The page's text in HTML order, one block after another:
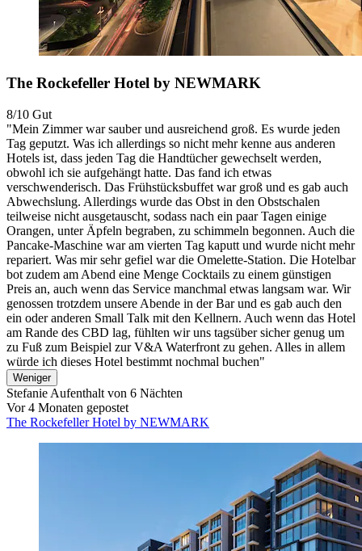
The Rockefeller Hotel by NEWMARK
8/10 Gut
"Mein Zimmer war sauber und ausreichend groß. Es wurde jeden
Tag geputzt. Was ich allerdings so nicht mehr kenne aus anderen
Hotels ist, dass jeden Tag die Handtücher gewechselt werden,
obwohl ich sie aufgehängt hatte. Das fand ich etwas
verschwenderisch. Das Frühstücksbuffet war groß und es gab auch
Abwechslung. Allerdings wurde das Obst in den Obstschalen
teilweise nicht ausgetauscht, sodass nach ein paar Tagen einige
Orangen, unter Äpfeln begraben, zu schimmeln begonnen. Auch die
Pancake-Maschine war am vierten Tag kaputt und wurde nicht mehr
repariert. Was mir sehr gefiel war die Omelette-Station. Die Hotelbar
bot zudem am Abend eine Menge Cocktails zu einem günstigen
Preis an, auch wenn das Service manchmal etwas langsam war. Wir
genossen trotzdem unsere Abende in der Bar und es gab auch den
ein oder anderen Small Talk mit den Kellnern. Auch wenn das Hotel
am Rande des CBD lag, fühlten wir uns tagsüber sicher genug um
zu Fuß zum Beispiel zur V&A Waterfront zu gehen. Alles in allem
würde ich dieses Hotel bestimmt nochmal buchen"
Weniger
Stefanie Aufenthalt von 6 Nächten
Vor 4 Monaten gepostet
The Rockefeller Hotel by NEWMARK